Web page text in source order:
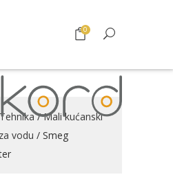
0
/Mali kućanski
vodu / Smeg